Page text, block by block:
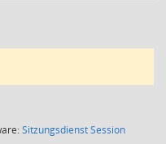
SitzungsdienstSession(Wird in